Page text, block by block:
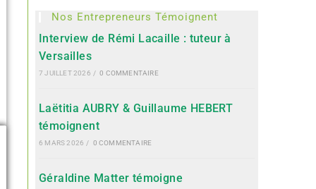
Nos Entrepreneurs Témoignent
Interview de Rémi Lacaille : tuteur à
Versailles
7 JUILLET 2026 / 0 COMMENTAIRE
Laëtitia AUBRY & Guillaume HEBERT
témoignent
6 MARS 2026 / 0 COMMENTAIRE
Géraldine Matter témoigne